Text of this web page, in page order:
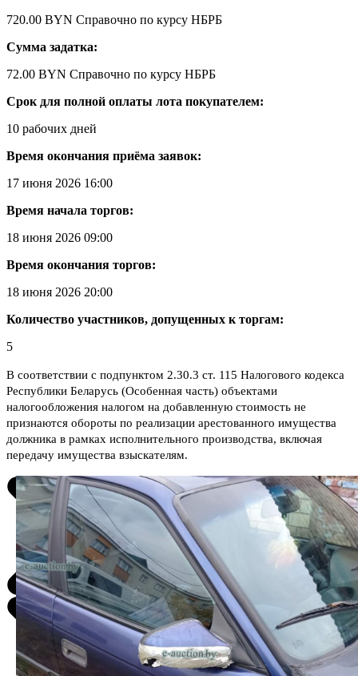
720.00 BYN Справочно по курсу НБРБ
Сумма задатка:
72.00 BYN Справочно по курсу НБРБ
Срок для полной оплаты лота покупателем:
10 рабочих дней
Время окончания приёма заявок:
17 июня 2026 16:00
Время начала торгов:
18 июня 2026 09:00
Время окончания торгов:
18 июня 2026 20:00
Количество участников, допущенных к торгам:
5
В соответствии с подпунктом 2.30.3 ст. 115 Налогового кодекса
Республики Беларусь (Особенная часть) объектами
налогообложения налогом на добавленную стоимость не
признаются обороты по реализации арестованного имущества
должника в рамках исполнительного производства, включая
передачу имущества взыскателям.